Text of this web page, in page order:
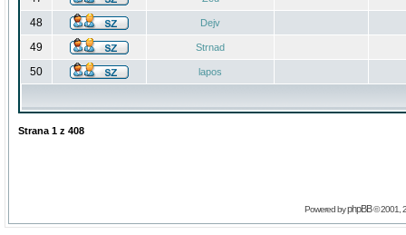
48 Dejv
49 Strnad
50 lapos
Strana 1 z 408
Powered byphpBB© 2001,